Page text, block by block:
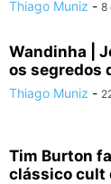
Thiago Muniz - 8
Wandinha |
os segredos
Thiago Muniz -
Tim Burton
clássico cult